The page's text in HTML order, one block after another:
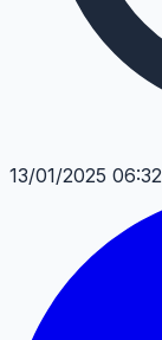
13/01/2025 06:32